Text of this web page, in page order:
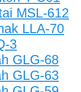
MSL-612
LLA-70
3
GLG-68
GLG-63